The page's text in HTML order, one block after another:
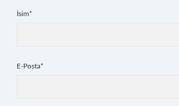
İsim*
E-Posta*